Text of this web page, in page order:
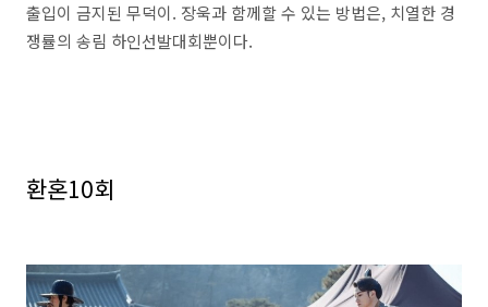
출입이 금지된 무덕이. 장욱과 함께할 수 있는 방법은, 치열한 경
쟁률의 송림 하인선발대회뿐이다.
환혼10회